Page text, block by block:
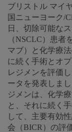
ブリストル マイ
国ニューヨーク/
日、切除可能な
（NSCLC）患
マブ）と化学療
に続く手術とオ
レジメンを評価
ータを発表しま
ジメンは、化学
と、それに続く
して、主要有効
会（BICR）の評